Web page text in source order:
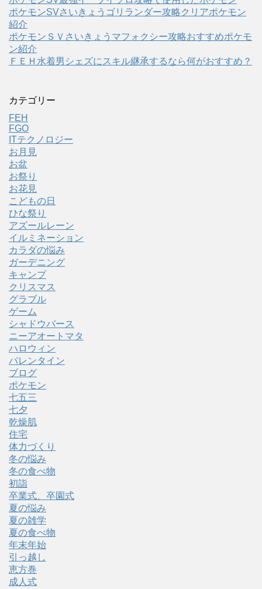
ポケモンSVさいきょうゴリランダー攻略クリアポケモン
紹介
ポケモンＳＶさいきょうマフォクシー攻略おすすめポケモ
ン紹介
ＦＥＨ水着男シェズにスキル継承するなら何がおすすめ？
カテゴリー
FEH
FGO
ITテクノロジー
お月見
お盆
お祭り
お花見
こどもの日
ひな祭り
アズールレーン
イルミネーション
カラダの悩み
ガーデニング
キャンプ
クリスマス
グラブル
ゲーム
シャドウバース
ニーアオートマタ
ハロウィン
バレンタイン
ブログ
ポケモン
七五三
七夕
乾燥肌
住宅
体力づくり
冬の悩み
冬の食べ物
初詣
卒業式、卒園式
夏の悩み
夏の雑学
夏の食べ物
年末年始
引っ越し
恵方巻
成人式